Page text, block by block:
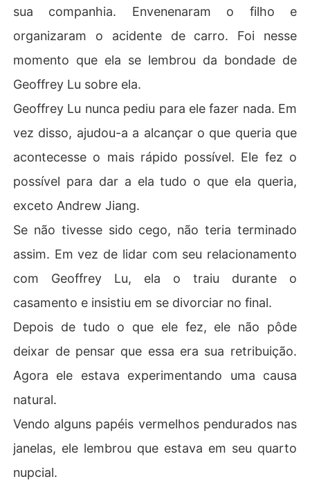
sua companhia. Envenenaram o filho e
organizaram o acidente de carro. Foi nesse
momento que ela se lembrou da bondade de
Geoffrey Lu sobre ela.
Geoffrey Lu nunca pediu para ele fazer nada. Em
vez disso, ajudou-a a alcançar o que queria que
acontecesse o mais rápido possível. Ele fez o
possível para dar a ela tudo o que ela queria,
exceto Andrew Jiang.
Se não tivesse sido cego, não teria terminado
assim. Em vez de lidar com seu relacionamento
com Geoffrey Lu, ela o traiu durante o
casamento e insistiu em se divorciar no final.
Depois de tudo o que ele fez, ele não pôde
deixar de pensar que essa era sua retribuição.
Agora ele estava experimentando uma causa
natural.
Vendo alguns papéis vermelhos pendurados nas
janelas, ele lembrou que estava em seu quarto
nupcial.